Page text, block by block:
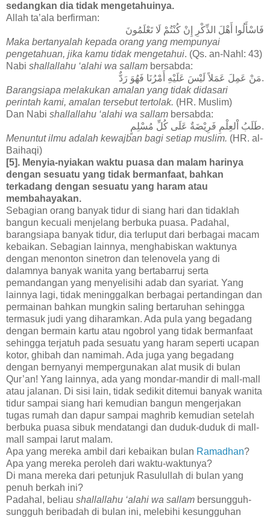
sedangkan dia tidak mengetahuinya.
Allah ta’ala berfirman:
فَاسْأَلُوا أَهْلَ الذِّكْرِ إِنْ كُنْتُمْ لَا تَعْلَمُونَ
Maka bertanyalah kepada orang yang mempunyai
pengetahuan, jika kamu tidak mengetahui. (Qs. an-Nahl: 43)
Nabi shallallahu ‘alahi wa sallam bersabda:
مَنْ عَمِلَ عَمَلاً لَيْسَ عَلَيْهِ أَمْرُنَا فَهُوَ رَدٌّ.
Barangsiapa melakukan amalan yang tidak didasari
perintah kami, amalan tersebut tertolak. (HR. Muslim)
Dan Nabi shallallahu ‘alahi wa sallam bersabda:
طَلَبُ اْلعِلْمِ فَرِيْضَةٌ عَلَى كُلِّ مُسْلِمٍ.
Menuntut ilmu adalah kewajban bagi setiap muslim. (HR. al-
Baihaqi)
[5]. Menyia-nyiakan waktu puasa dan malam harinya
dengan sesuatu yang tidak bermanfaat, bahkan
terkadang dengan sesuatu yang haram atau
membahayakan.
Sebagian orang banyak tidur di siang hari dan tidaklah
bangun kecuali menjelang berbuka puasa. Padahal,
barangsiapa banyak tidur, dia terluput dari berbagai macam
kebaikan. Sebagian lainnya, menghabiskan waktunya
dengan menonton sinetron dan telenovela yang di
dalamnya banyak wanita yang bertabarruj serta
pemandangan yang menyelisihi adab dan syariat. Yang
lainnya lagi, tidak meninggalkan berbagai pertandingan dan
permainan bahkan mungkin saling bertaruhan sehingga
termasuk judi yang diharamkan. Ada pula yang begadang
dengan bermain kartu atau ngobrol yang tidak bermanfaat
sehingga terjatuh pada sesuatu yang haram seperti ucapan
kotor, ghibah dan namimah. Ada juga yang begadang
dengan bernyanyi mempergunakan alat musik di bulan
Qur’an! Yang lainnya, ada yang mondar-mandir di mall-mall
atau jalanan. Di sisi lain, tidak sedikit ditemui banyak wanita
tidur sampai siang hari kemudian bangun mengerjakan
tugas rumah dan dapur sampai maghrib kemudian setelah
berbuka puasa sibuk mendatangi dan duduk-duduk di mall-
mall sampai larut malam.
Apa yang mereka ambil dari kebaikan bulan Ramadhan?
Apa yang mereka peroleh dari waktu-waktunya?
Di mana mereka dari petunjuk Rasulullah di bulan yang
penuh berkah ini?
Padahal, beliau shallallahu ‘alahi wa sallam bersungguh-
sungguh beribadah di bulan ini, melebihi kesungguhan